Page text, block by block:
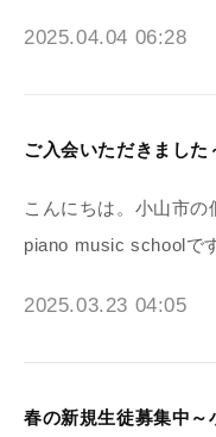
2025.04.04 06:28
こんにちは。小山市の
piano music schoolで
2025.03.23 04:05